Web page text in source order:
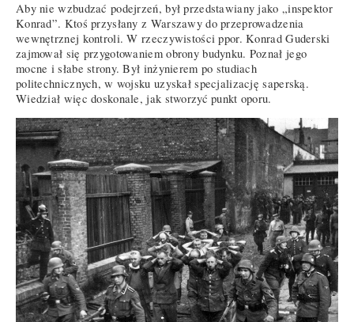
Aby nie wzbudzać podejrzeń, był przedstawiany jako „inspektor
Konrad”. Ktoś przysłany z Warszawy do przeprowadzenia
wewnętrznej kontroli. W rzeczywistości ppor. Konrad Guderski
zajmował się przygotowaniem obrony budynku. Poznał jego
mocne i słabe strony. Był inżynierem po studiach
politechnicznych, w wojsku uzyskał specjalizację saperską.
Wiedział więc doskonale, jak stworzyć punkt oporu.